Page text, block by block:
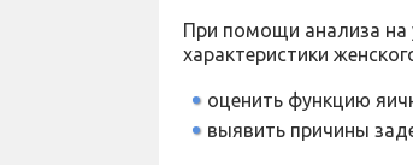
При помощи анализа
характеристики
оценить функцию
выявить причины